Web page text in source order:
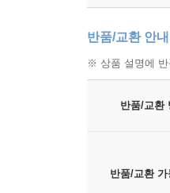
반품/교환 안내
※ 상품 설명에 반
반품/교환
반품/교환